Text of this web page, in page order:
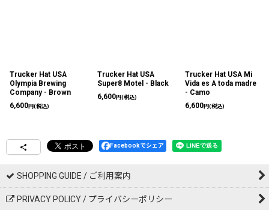
Trucker Hat USA
Olympia Brewing
Company - Brown
6,600円(税込)
Trucker Hat USA
Super8 Motel - Black
6,600円(税込)
Trucker Hat USA Mi
Vida es A toda madre
- Camo
6,600円(税込)
Facebookでシェア
SHOPPING GUIDE / ご利用案内
PRIVACY POLICY / プライバシーポリシー